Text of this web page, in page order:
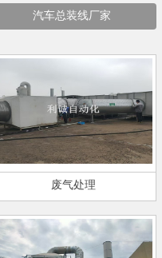
汽车总装线厂家
废气处理